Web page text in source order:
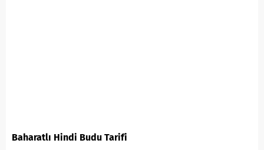
Baharatlı Hindi Budu Tarifi